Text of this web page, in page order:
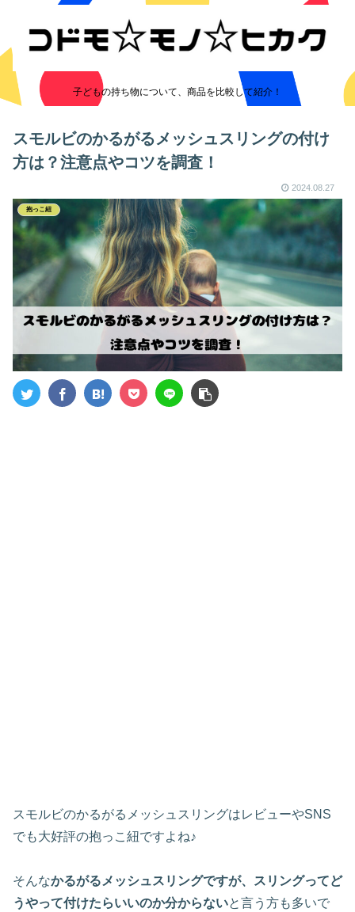
子どもの持ち物について、商品を比較して紹介！
スモルビのかるがるメッシュスリングの付け
方は？注意点やコツを調査！
2024.08.27
抱っこ紐
スモルビのかるがるメッシュスリングはレビューやSNS
でも大好評の抱っこ紐ですよね♪
そんなかるがるメッシュスリングですが、スリングってど
うやって付けたらいいのか分からないと言う方も多いで